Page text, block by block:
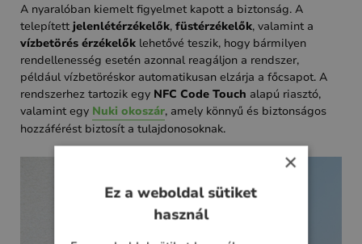
A nyaralóban kiemelt figyelmet kapott a biztonság. A
telepített jelenlétérzékelők, füstérzékelők, valamint a
vízbetörés érzékelők lehetővé teszik, hogy bármilyen
rendellenesség esetén azonnal reagáljon a rendszer,
például vízbetöréskor automatikusan elzárja a főcsapot. A
rendszerhez tartozik egy NFC Code Touch alapú riasztó,
valamint egy Nuki okoszár, amely könnyű és biztonságos
hozzáférést biztosít a tulajdonosoknak.
×
Ez a weboldal sütiket
használ